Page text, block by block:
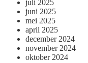
juli 2025
juni 2025
mei 2025
april 2025
december 2024
november 2024
oktober 2024